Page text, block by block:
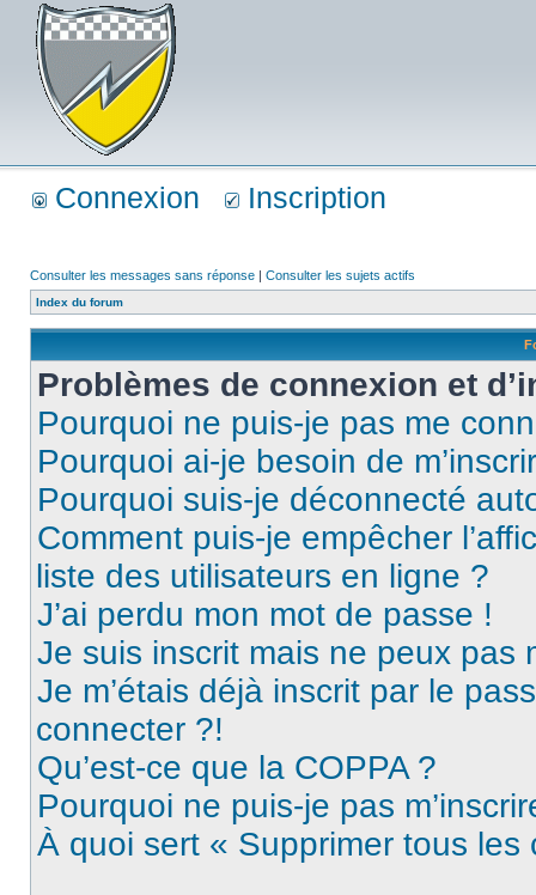
Connexion Inscription
Consulter les messages sans réponse | Consulter les sujets actifs
Index du forum
Problèmes de connexion et
Pourquoi ne puis-je pas me
Pourquoi ai-je besoin de
Pourquoi suis-je déconnecté
Comment puis-je empêcher
liste des utilisateurs en ligne ?
J’ai perdu mon mot de passe !
Je suis inscrit mais ne peux pas
Je m’étais déjà inscrit par le
connecter ?!
Qu’est-ce que la COPPA ?
Pourquoi ne puis-je pas
À quoi sert « Supprimer tous les